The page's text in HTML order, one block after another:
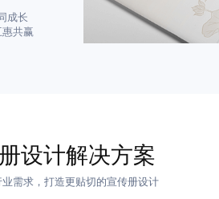
成长
共赢
设计解决方案
需求，打造更贴切的宣传册设计